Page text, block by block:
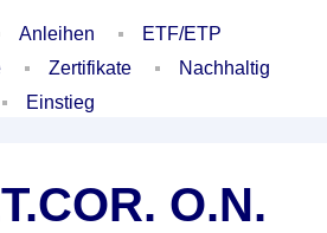
Anleihen
ETF/ETP
Zertifikate
Nachhaltig
Einstieg
O.N.